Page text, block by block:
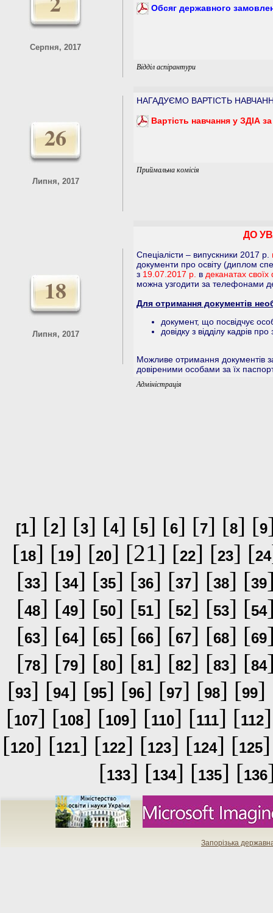
Серпня, 2017
Обсяг державного
Відділ аспірантури
26
Липня, 2017
НАГАДУЄМО ВАРТІСТЬ
Вартість навчання у ЗДІА
Приймальна комісія
18
Липня, 2017
ДО
Спеціалісти – випускники 2017 р.
документи про освіту (диплом
з 19.07.2017 р. в деканатах своїх
можна узгодити за телефонами
Для отримання документів
документ, що посвідчує
довідку з відділу кадрів
Можливе отримання документів
довіреними особами за їх
Адміністрація
[1] [2] [3] [4] [5] [6] [7] [8] [9
[18] [19] [20] [21] [22] [23] [24
[33] [34] [35] [36] [37] [38] [39
[48] [49] [50] [51] [52] [53] [54
[63] [64] [65] [66] [67] [68] [69
[78] [79] [80] [81] [82] [83] [84
[93] [94] [95] [96] [97] [98] [99]
[107] [108] [109] [110] [111] [112
[120] [121] [122] [123] [124] [125
[133] [134] [135] [136
Запорізька